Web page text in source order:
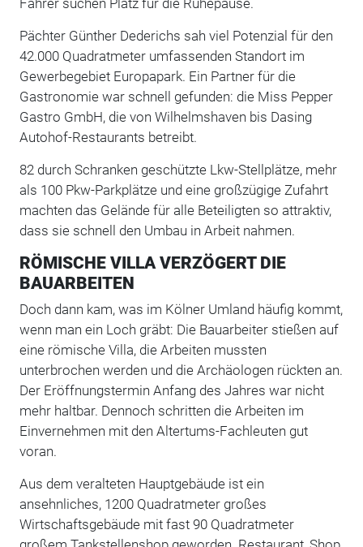
Fahrer suchen Platz für die Ruhepause.
Pächter Günther Dederichs sah viel Potenzial für den
42.000 Quadratmeter umfassenden Standort im
Gewerbegebiet Europapark. Ein Partner für die
Gastronomie war schnell gefunden: die Miss Pepper
Gastro GmbH, die von Wilhelmshaven bis Dasing
Autohof-Restaurants betreibt.
82 durch Schranken geschützte Lkw-Stellplätze, mehr
als 100 Pkw-Parkplätze und eine großzügige Zufahrt
machten das Gelände für alle Beteiligten so attraktiv,
dass sie schnell den Umbau in Arbeit nahmen.
RÖMISCHE VILLA VERZÖGERT DIE
BAUARBEITEN
Doch dann kam, was im Kölner Umland häufig kommt,
wenn man ein Loch gräbt: Die Bauarbeiter stießen auf
eine römische Villa, die Arbeiten mussten
unterbrochen werden und die Archäologen rückten an.
Der Eröffnungstermin Anfang des Jahres war nicht
mehr haltbar. Dennoch schritten die Arbeiten im
Einvernehmen mit den Altertums-Fachleuten gut
voran.
Aus dem veralteten Hauptgebäude ist ein
ansehnliches, 1200 Quadratmeter großes
Wirtschaftsgebäude mit fast 90 Quadratmeter